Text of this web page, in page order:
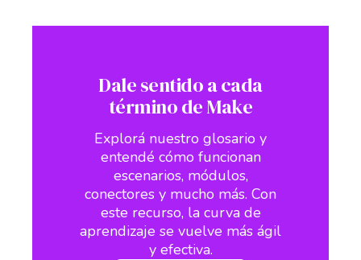
Dale sentido a cada
término de Make
Explorá nuestro glosario y
entendé cómo funcionan
escenarios, módulos,
conectores y mucho más. Con
este recurso, la curva de
aprendizaje se vuelve más ágil
y efectiva.